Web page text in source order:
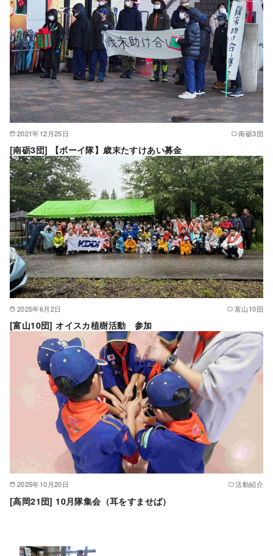
2021年12月25日 南砺3団
[南砺3団] 【ボーイ隊】歳末たすけあい募金
2025年6月2日 富山10団
[富山10団] オイスカ植樹活動 参加
2025年10月20日 活動紹介
[高岡21団] 10月隊集会（耳をすませば）